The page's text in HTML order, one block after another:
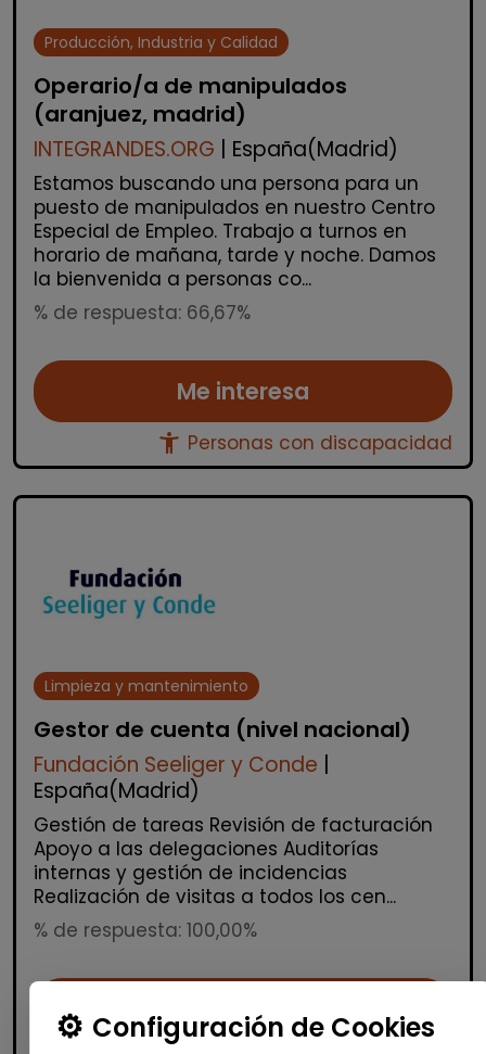
Producción, Industria y Calidad
Operario/a de manipulados
(aranjuez, madrid)
INTEGRANDES.ORG | España(Madrid)
Estamos buscando una persona para un
puesto de manipulados en nuestro Centro
Especial de Empleo. Trabajo a turnos en
horario de mañana, tarde y noche. Damos
la bienvenida a personas co...
% de respuesta: 66,67%
Me interesa
accessibility_new Personas con discapacidad
Limpieza y mantenimiento
Gestor de cuenta (nivel nacional)
Fundación Seeliger y Conde |
España(Madrid)
Gestión de tareas Revisión de facturación
Apoyo a las delegaciones Auditorías
internas y gestión de incidencias
Realización de visitas a todos los cen...
% de respuesta: 100,00%
Me interesa
Configuración de Cookies